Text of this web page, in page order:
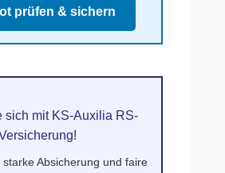
prüfen & sichern
sich mit KS-Auxilia RS-
starke Absicherung und faire